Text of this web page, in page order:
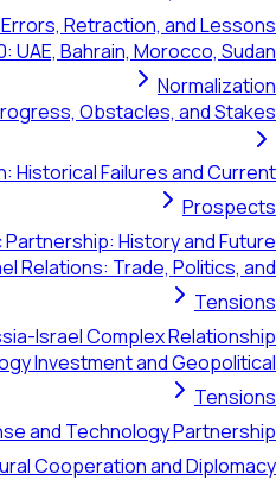
The Goldstone
Abraham
Saudi-Israel
Two-State
US-Israel
European
China and
India-
Africa and